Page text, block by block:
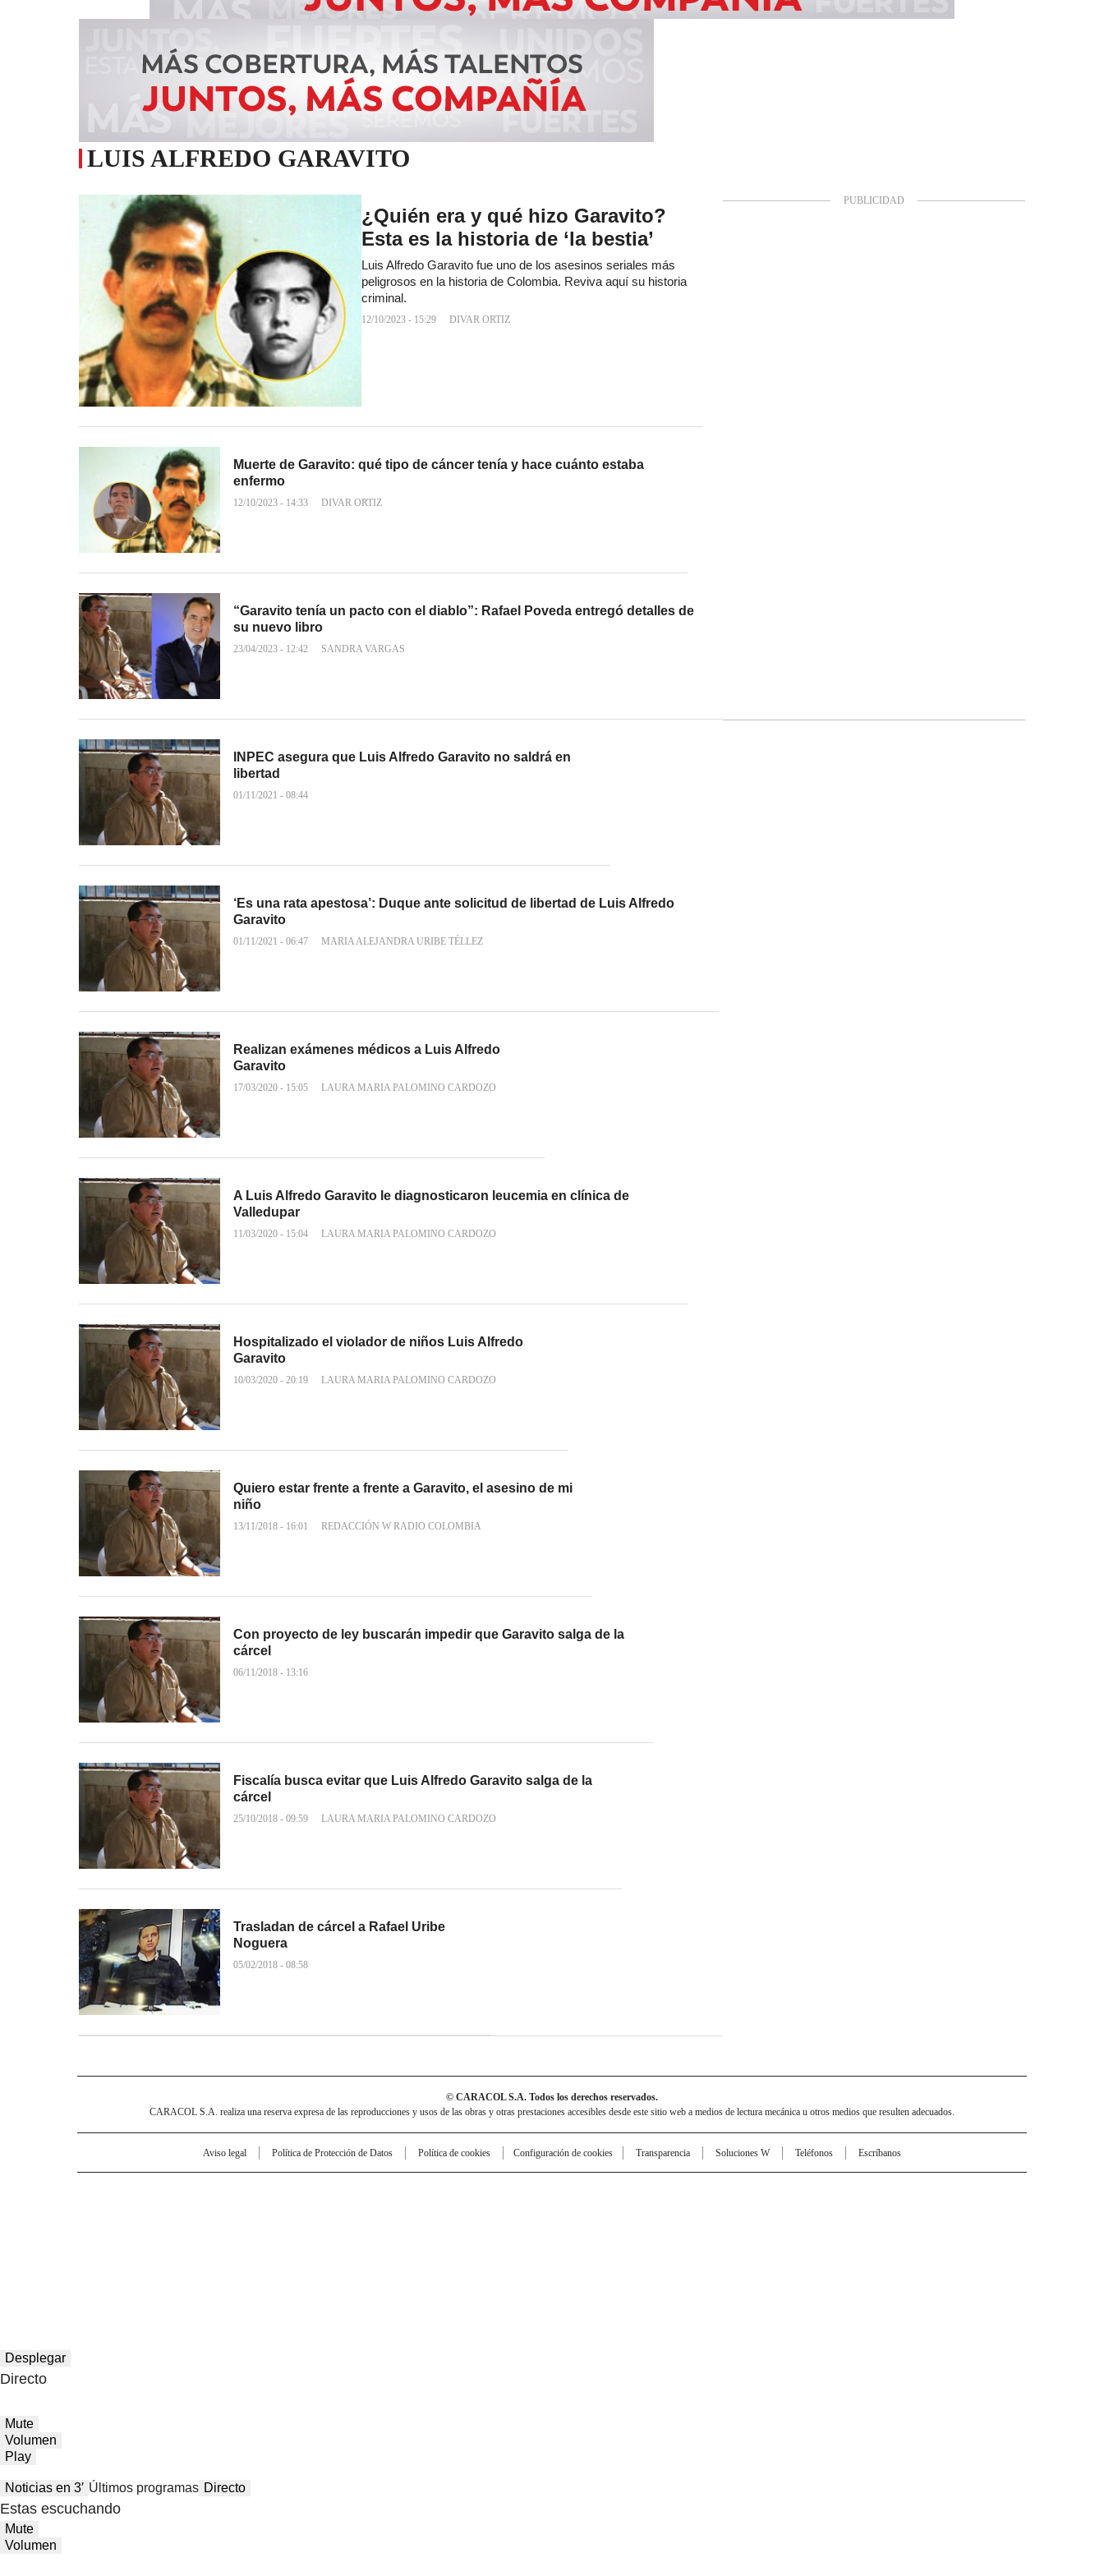
LUIS ALFREDO GARAVITO
¿Quién era y qué hizo Garavito?
Esta es la historia de ‘la bestia’
Luis Alfredo Garavito fue uno de los asesinos seriales más
peligrosos en la historia de Colombia. Reviva aquí su historia
criminal.
12/10/2023 - 15:29 DIVAR ORTIZ
Muerte de Garavito: qué tipo de cáncer tenía y hace cuánto estaba
enfermo
12/10/2023 - 14:33 DIVAR ORTIZ
“Garavito tenía un pacto con el diablo”: Rafael Poveda entregó detalles de
su nuevo libro
23/04/2023 - 12:42 SANDRA VARGAS
INPEC asegura que Luis Alfredo Garavito no saldrá en
libertad
01/11/2021 - 08:44
‘Es una rata apestosa’: Duque ante solicitud de libertad de Luis Alfredo
Garavito
01/11/2021 - 06:47 MARIA ALEJANDRA URIBE TÉLLEZ
Realizan exámenes médicos a Luis Alfredo
Garavito
17/03/2020 - 15:05 LAURA MARIA PALOMINO CARDOZO
A Luis Alfredo Garavito le diagnosticaron leucemia en clínica de
Valledupar
11/03/2020 - 15:04 LAURA MARIA PALOMINO CARDOZO
Hospitalizado el violador de niños Luis Alfredo
Garavito
10/03/2020 - 20:19 LAURA MARIA PALOMINO CARDOZO
Quiero estar frente a frente a Garavito, el asesino de mi
niño
13/11/2018 - 16:01 REDACCIÓN W RADIO COLOMBIA
Con proyecto de ley buscarán impedir que Garavito salga de la
cárcel
06/11/2018 - 13:16
Fiscalía busca evitar que Luis Alfredo Garavito salga de la
cárcel
25/10/2018 - 09:59 LAURA MARIA PALOMINO CARDOZO
Trasladan de cárcel a Rafael Uribe
Noguera
05/02/2018 - 08:58
© CARACOL S.A. Todos los derechos reservados.
CARACOL S.A. realiza una reserva expresa de las reproducciones y usos de las obras y otras prestaciones accesibles desde este sitio web a medios de lectura mecánica u otros medios que resulten adecuados.
Aviso legal Política de Protección de Datos Política de cookies Configuración de cookies Transparencia Soluciones W Teléfonos Escríbanos
Desplegar
Directo
Mute
Volumen
Play
Noticias en 3′ Últimos programas Directo
Estas escuchando
Mute
Volumen